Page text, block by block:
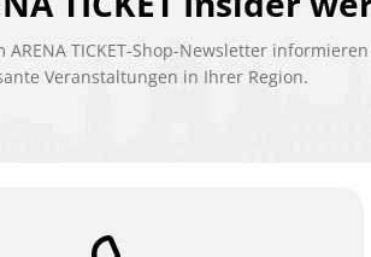
ARENA TICKET-Shop-Newsletter
Veranstaltungen in Ihrer Region.